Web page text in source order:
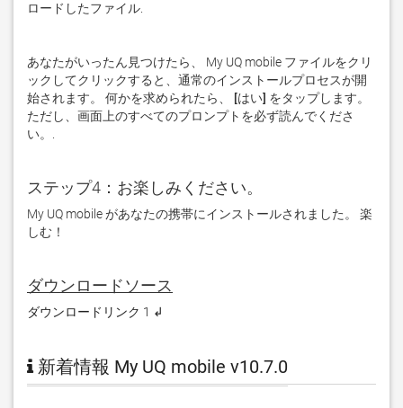
ロードしたファイル.
あなたがいったん見つけたら、 My UQ mobile ファイルをクリ
ックしてクリックすると、通常のインストールプロセスが開
始されます。 何かを求められたら、
[はい] をタップします。
ただし、画面上のすべてのプロンプトを必ず読んでくださ
い。.
ステップ4：お楽しみください。
My UQ mobile があなたの携帯にインストールされました。 楽
しむ！
ダウンロードソース
ダウンロードリンク 1 ↲
新着情報 My UQ mobile v10.7.0